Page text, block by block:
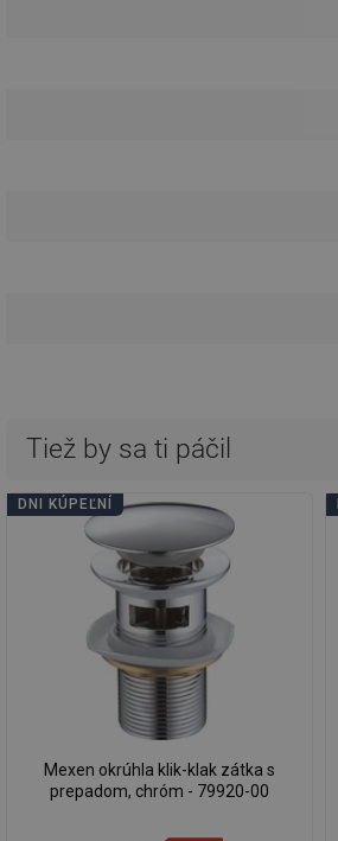
Tiež by sa ti páčil
DNI KÚPEĽNÍ
Mexen okrúhla klik-klak zátka s
prepadom, chróm - 79920-00